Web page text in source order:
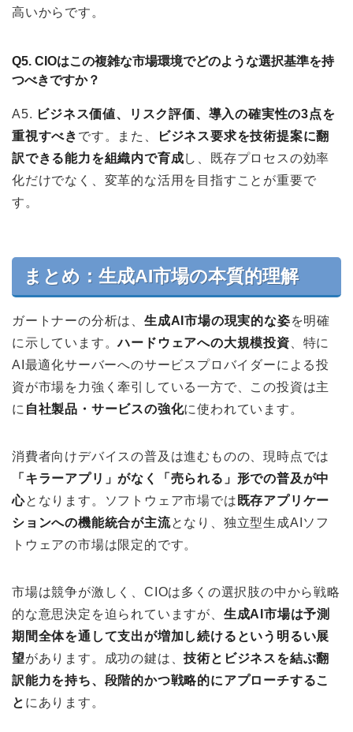
高いからです。
Q5. CIOはこの複雑な市場環境でどのような選択基準を持
つべきですか？
A5. ビジネス価値、リスク評価、導入の確実性の3点を
重視すべき です。また、
ビジネス要求を技術提案に翻
訳できる能力を組織内で育成し、既存プロセスの効率
化だけでなく、変革的な活用を目指すことが重要で
す。
まとめ：生成AI市場の本質的理解
ガートナーの分析は、 生成AI市場の現実的な姿を明確
に示しています。ハードウェアへの大規模投資 、特に
AI最適化サーバーへのサービスプロバイダーによる投
資が市場を力強く牽引している一方で、この投資は主
に 自社製品・サービスの強化に使われています。
消費者向けデバイスの普及は進むものの、現時点では
「キラーアプリ」がなく「売られる」形での普及が中
心となります。ソフトウェア市場では 既存アプリケー
ションへの機能統合が主流となり、独立型生成AIソフ
トウェアの市場は限定的です。
市場は競争が激しく、CIOは多くの選択肢の中から戦略
的な意思決定を迫られていますが、 生成AI市場は予測
期間全体を通して支出が増加し続けるという明るい展
望があります。成功の鍵は、技術とビジネスを結ぶ翻
訳能力を持ち、段階的かつ戦略的にアプローチするこ
と にあります。